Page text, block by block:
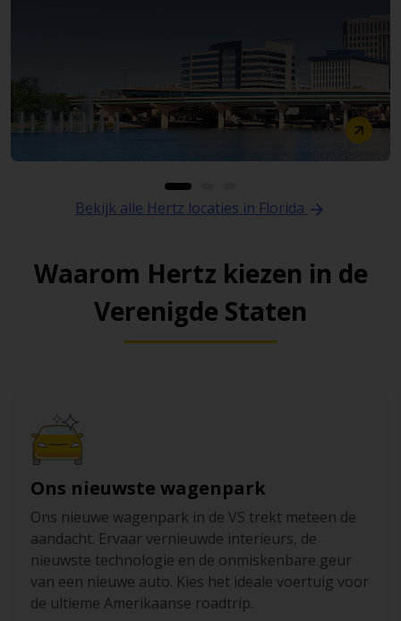
Bekijk alle Hertz locaties in Florida
Waarom Hertz kiezen in de
Verenigde Staten
Ons nieuwste wagenpark
Ons nieuwe wagenpark in de VS trekt meteen de
aandacht. Ervaar vernieuwde interieurs, de
nieuwste technologie en de onmiskenbare geur
van een nieuwe auto. Kies het ideale voertuig voor
de ultieme Amerikaanse roadtrip.